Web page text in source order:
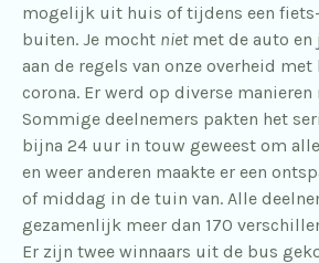
mogelijk uit huis of tijdens een
buiten. Je mocht nietmet de auto en
aan de regels van onze overheid
corona. Er werd op diverse manieren
Sommige deelnemers pakten het
bijna 24 uur in touw geweest om
en weer anderen maakte er een
of middag in de tuin van. Alle
gezamenlijk meer dan 170
Er zijn twee winnaars uit de bus